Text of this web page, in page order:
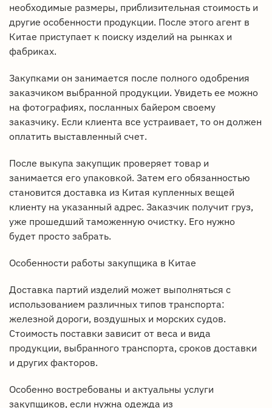
необходимые размеры, приблизительная стоимость и
другие особенности продукции. После этого агент в
Китае приступает к поиску изделий на рынках и
фабриках.
Закупками он занимается после полного одобрения
заказчиком выбранной продукции. Увидеть ее можно
на фотографиях, посланных байером своему
заказчику. Если клиента все устраивает, то он должен
оплатить выставленный счет.
После выкупа закупщик проверяет товар и
занимается его упаковкой. Затем его обязанностью
становится доставка из Китая купленных вещей
клиенту на указанный адрес. Заказчик получит груз,
уже прошедший таможенную очистку. Его нужно
будет просто забрать.
Особенности работы закупщика в Китае
Доставка партий изделий может выполняться с
использованием различных типов транспорта:
железной дороги, воздушных и морских судов.
Стоимость поставки зависит от веса и вида
продукции, выбранного транспорта, сроков доставки
и других факторов.
Особенно востребованы и актуальны услуги
закупщиков, если нужна одежда из